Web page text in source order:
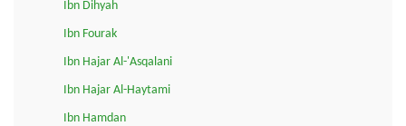
Ibn Dihyah
Ibn Fourak
Ibn Hajar Al-'Asqalani
Ibn Hajar Al-Haytami
Ibn Hamdan